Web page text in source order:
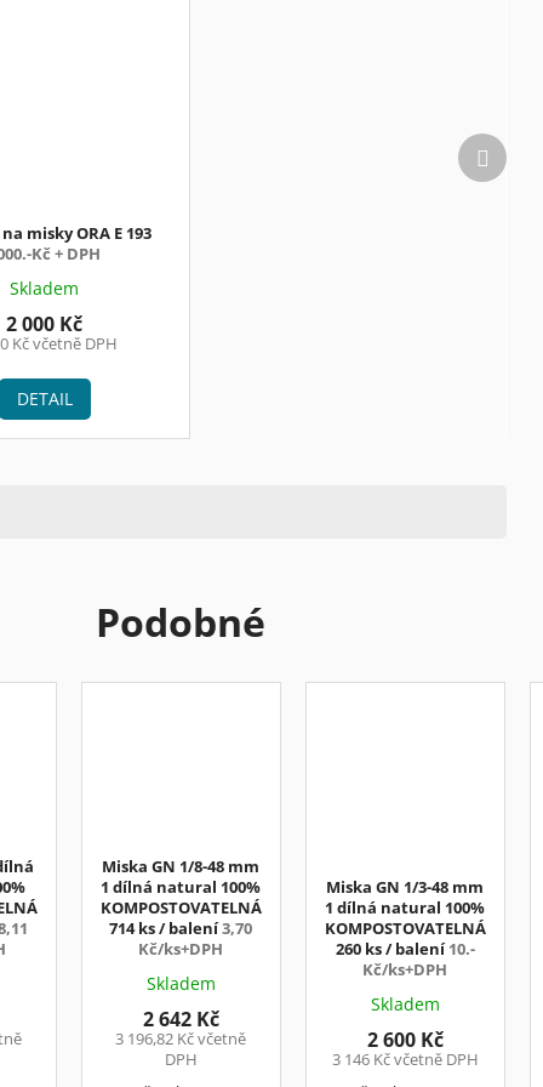
misky ORA E 193
Kč + DPH
Skladem
Kč včetně DPH
2 000 Kč
DETAIL
Další
Podobné
Miska GN 1/8-48 mm
1 dílná natural 100%
KOMPOSTOVATELNÁ
714 ks / balení3,70
Kč/ks+DPH
Skladem
3 196,82 Kč včetně
DPH
2 642 Kč
Miska GN 1/3-48 mm
1 dílná natural 100%
KOMPOSTOVATELNÁ
260 ks / balení10.-
Kč/ks+DPH
Skladem
3 146 Kč včetně DPH
2 600 Kč